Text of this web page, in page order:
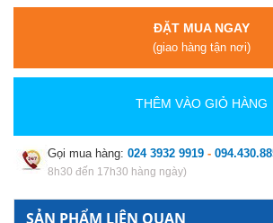
ĐẶT MUA NGAY
(giao hàng tận nơi)
THÊM VÀO GIỎ HÀNG
Gọi mua hàng: 024 3932 9919 -
8h30 đến 17h30 hàng ngày)
SẢN PHẨM LIÊN QUAN